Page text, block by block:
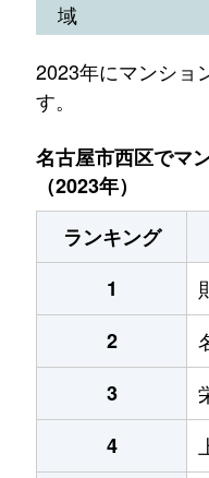
域
2023年にマンショ
す。
名古屋市西区でマ
（2023年）
ランキング
1
2
3
4